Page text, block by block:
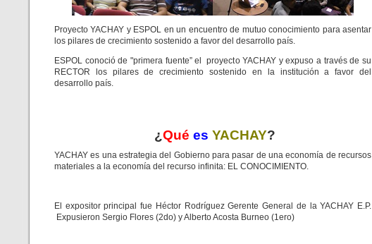
Proyecto YACHAY y ESPOL en un encuentro de mutuo conocimiento para asentar
los pilares de crecimiento sostenido a favor del desarrollo país.
ESPOL conoció de "primera fuente” el proyecto YACHAY y expuso a través de su
RECTOR los pilares de crecimiento sostenido en la institución a favor del
desarrollo país.
¿Qué es YACHAY?
YACHAY es una estrategia del Gobierno para pasar de una economía de recursos
materiales a la economía del recurso infinita: EL CONOCIMIENTO.
El expositor principal fue Héctor Rodríguez Gerente General de la YACHAY E.P.
Expusieron Sergio Flores (2do) y Alberto Acosta Burneo (1ero)